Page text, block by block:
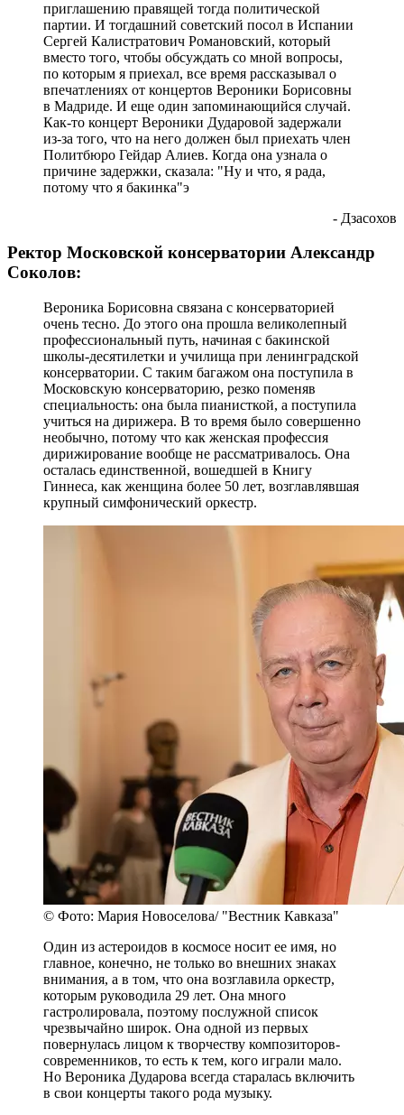
приглашению правящей тогда политической
партии. И тогдашний советский посол в Испании
Сергей Калистратович Романовский, который
вместо того, чтобы обсуждать со мной вопросы,
по которым я приехал, все время рассказывал о
впечатлениях от концертов Вероники Борисовны
в Мадриде. И еще один запоминающийся случай.
Как-то концерт Вероники Дударовой задержали
из-за того, что на него должен был приехать член
Политбюро Гейдар Алиев. Когда она узнала о
причине задержки, сказала: "Ну и что, я рада,
потому что я бакинка"э
- Дзасохов
Ректор Московской консерватории Александр
Соколов:
Вероника Борисовна связана с консерваторией
очень тесно. До этого она прошла великолепный
профессиональный путь, начиная с бакинской
школы-десятилетки и училища при ленинградской
консерватории. С таким багажом она поступила в
Московскую консерваторию, резко поменяв
специальность: она была пианисткой, а поступила
учиться на дирижера. В то время было совершенно
необычно, потому что как женская профессия
дирижирование вообще не рассматривалось. Она
осталась единственной, вошедшей в Книгу
Гиннеса, как женщина более 50 лет, возглавлявшая
крупный симфонический оркестр.
© Фото: Мария Новоселова/ "Вестник Кавказа"
Один из астероидов в космосе носит ее имя, но
главное, конечно, не только во внешних знаках
внимания, а в том, что она возглавила оркестр,
которым руководила 29 лет. Она много
гастролировала, поэтому послужной список
чрезвычайно широк. Она одной из первых
повернулась лицом к творчеству композиторов-
современников, то есть к тем, кого играли мало.
Но Вероника Дударова всегда старалась включить
в свои концерты такого рода музыку.